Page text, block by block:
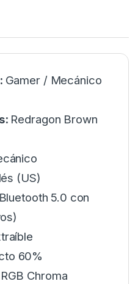
Gamer / Mecánico
Redragon Brown
(US)
5.0 con
60%
RGB Chroma